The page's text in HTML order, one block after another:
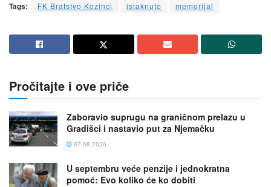
Tags: FK Bratstvo Kozinci istaknuto memorijal
Pročitajte i ove priče
Zaboravio suprugu na graničnom prelazu u
Gradišci i nastavio put za Njemačku
07.08.2026.
U septembru veće penzije i jednokratna
pomoć: Evo koliko će ko dobiti